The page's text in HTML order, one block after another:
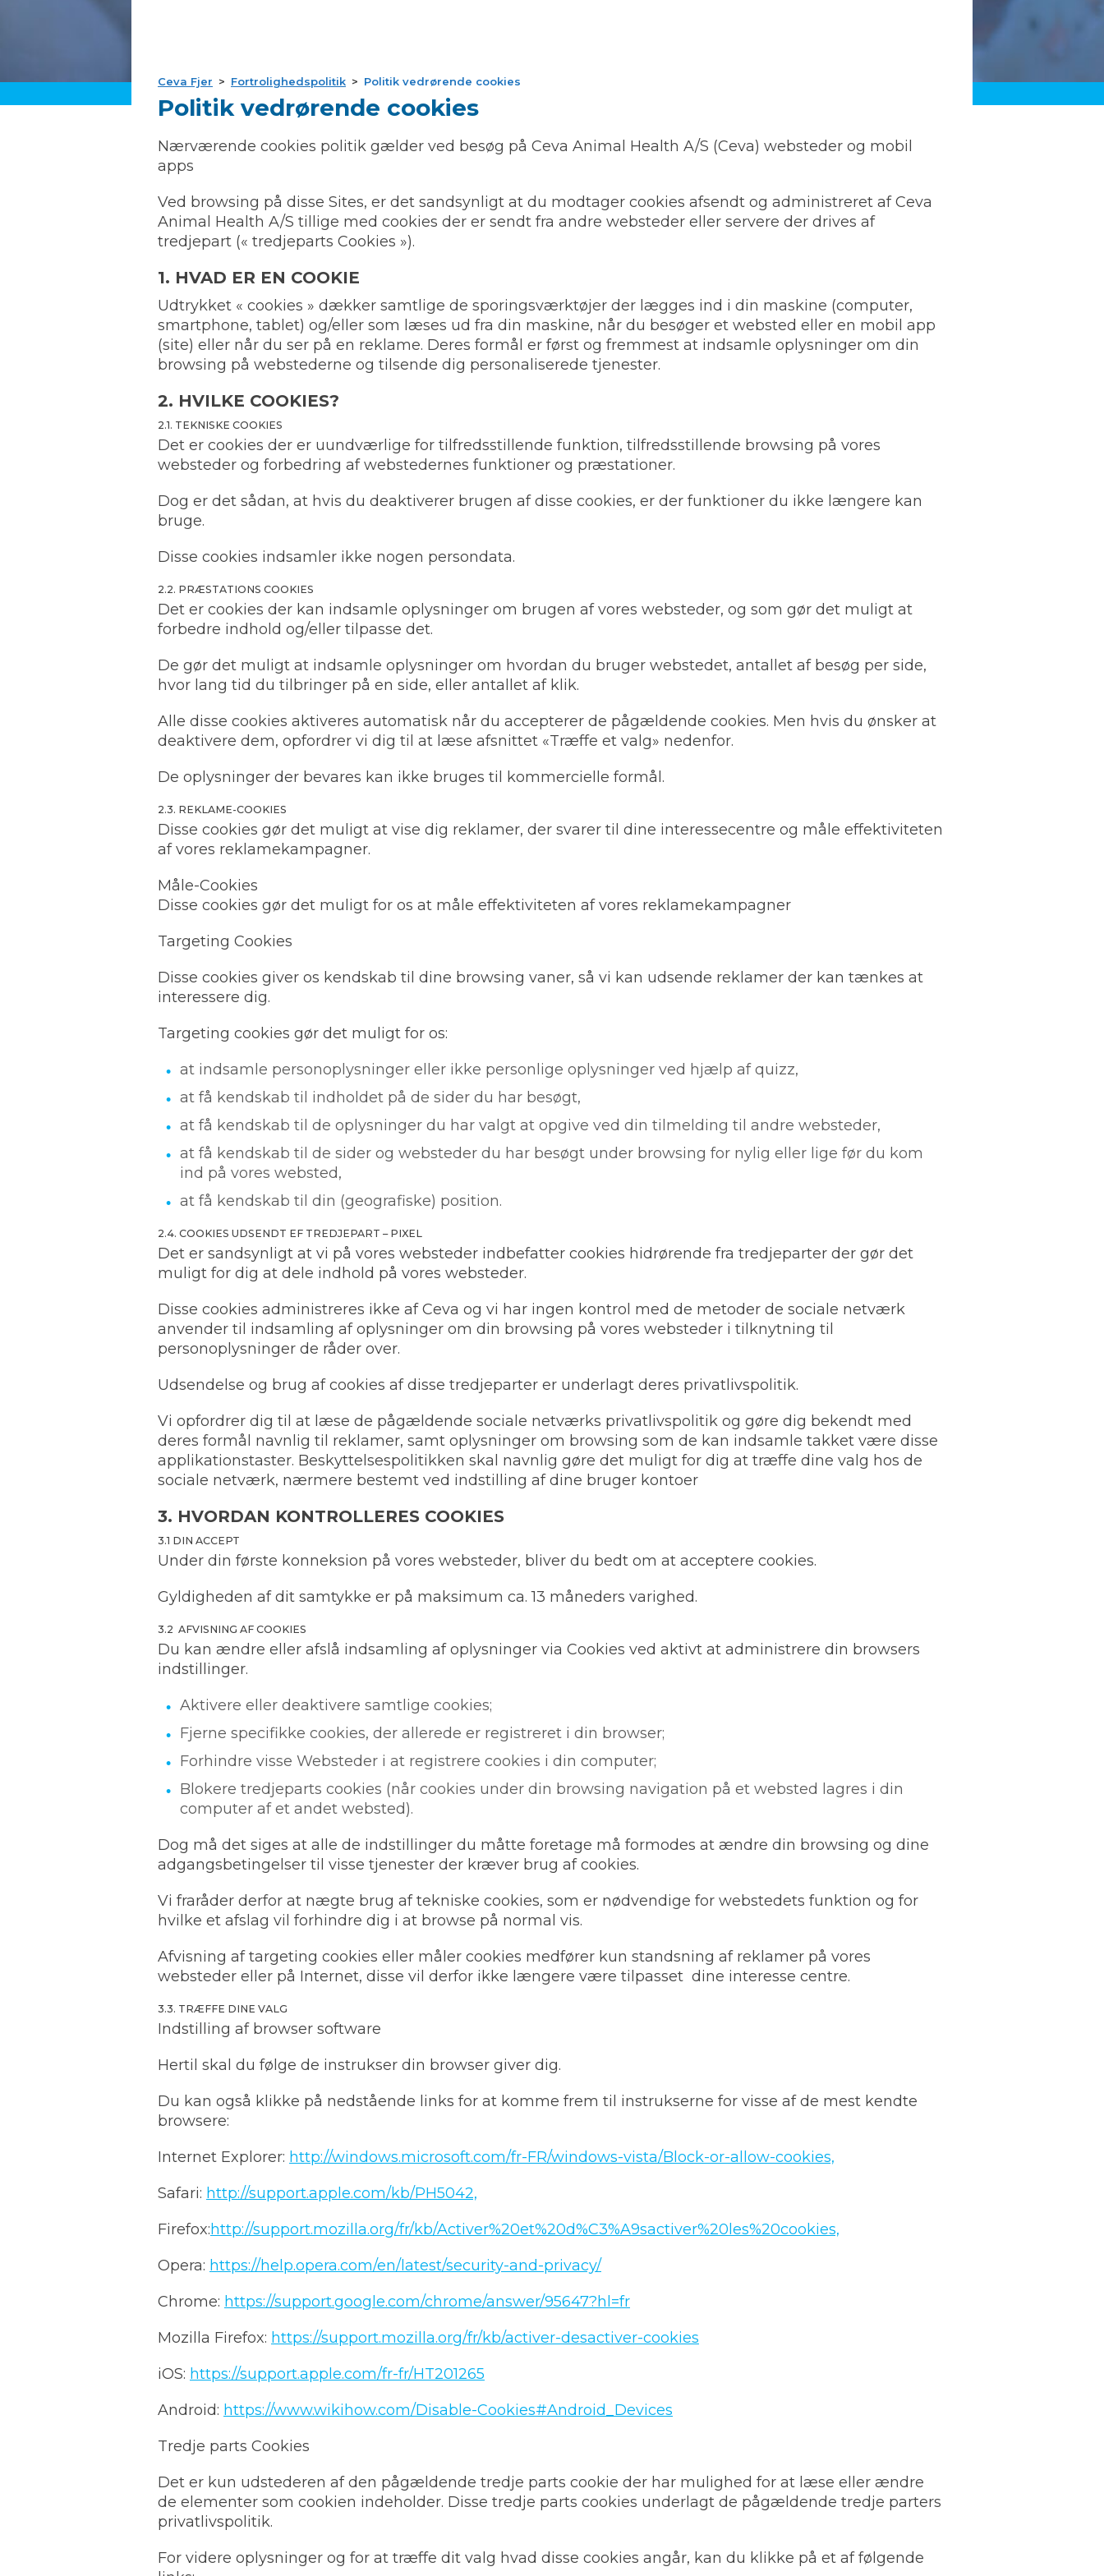
Ceva Fjer Fortrolighedspolitik Politik vedrørende cookies
Politik vedrørende cookies
Nærværende cookies politik gælder ved besøg på Ceva Animal Health A/S (Ceva) websteder og mobil
apps
Ved browsing på disse Sites, er det sandsynligt at du modtager cookies afsendt og administreret af Ceva
Animal Health A/S tillige med cookies der er sendt fra andre websteder eller servere der drives af
tredjepart (« tredjeparts Cookies »).
1. HVAD ER EN COOKIE
Udtrykket « cookies » dækker samtlige de sporingsværktøjer der lægges ind i din maskine (computer,
smartphone, tablet) og/eller som læses ud fra din maskine, når du besøger et websted eller en mobil app
(site) eller når du ser på en reklame. Deres formål er først og fremmest at indsamle oplysninger om din
browsing på webstederne og tilsende dig personaliserede tjenester.
2. HVILKE COOKIES?
2.1. TEKNISKE COOKIES
Det er cookies der er uundværlige for tilfredsstillende funktion, tilfredsstillende browsing på vores
websteder og forbedring af webstedernes funktioner og præstationer.
Dog er det sådan, at hvis du deaktiverer brugen af disse cookies, er der funktioner du ikke længere kan
bruge.
Disse cookies indsamler ikke nogen persondata.
2.2. PRÆSTATIONS COOKIES
Det er cookies der kan indsamle oplysninger om brugen af vores websteder, og som gør det muligt at
forbedre indhold og/eller tilpasse det.
De gør det muligt at indsamle oplysninger om hvordan du bruger webstedet, antallet af besøg per side,
hvor lang tid du tilbringer på en side, eller antallet af klik.
Alle disse cookies aktiveres automatisk når du accepterer de pågældende cookies. Men hvis du ønsker at
deaktivere dem, opfordrer vi dig til at læse afsnittet «Træffe et valg» nedenfor.
De oplysninger der bevares kan ikke bruges til kommercielle formål.
2.3. REKLAME-COOKIES
Disse cookies gør det muligt at vise dig reklamer, der svarer til dine interessecentre og måle effektiviteten
af vores reklamekampagner.
Måle-Cookies
Disse cookies gør det muligt for os at måle effektiviteten af vores reklamekampagner
Targeting Cookies
Disse cookies giver os kendskab til dine browsing vaner, så vi kan udsende reklamer der kan tænkes at
interessere dig.
Targeting cookies gør det muligt for os:
at indsamle personoplysninger eller ikke personlige oplysninger ved hjælp af quizz,
at få kendskab til indholdet på de sider du har besøgt,
at få kendskab til de oplysninger du har valgt at opgive ved din tilmelding til andre websteder,
at få kendskab til de sider og websteder du har besøgt under browsing for nylig eller lige før du kom
ind på vores websted,
at få kendskab til din (geografiske) position.
2.4. COOKIES UDSENDT EF TREDJEPART – PIXEL
Det er sandsynligt at vi på vores websteder indbefatter cookies hidrørende fra tredjeparter der gør det
muligt for dig at dele indhold på vores websteder.
Disse cookies administreres ikke af Ceva og vi har ingen kontrol med de metoder de sociale netværk
anvender til indsamling af oplysninger om din browsing på vores websteder i tilknytning til
personoplysninger de råder over.
Udsendelse og brug af cookies af disse tredjeparter er underlagt deres privatlivspolitik.
Vi opfordrer dig til at læse de pågældende sociale netværks privatlivspolitik og gøre dig bekendt med
deres formål navnlig til reklamer, samt oplysninger om browsing som de kan indsamle takket være disse
applikationstaster. Beskyttelsespolitikken skal navnlig gøre det muligt for dig at træffe dine valg hos de
sociale netværk, nærmere bestemt ved indstilling af dine bruger kontoer
3. HVORDAN KONTROLLERES COOKIES
3.1 DIN ACCEPT
Under din første konneksion på vores websteder, bliver du bedt om at acceptere cookies.
Gyldigheden af dit samtykke er på maksimum ca. 13 måneders varighed.
3.2 AFVISNING AF COOKIES
Du kan ændre eller afslå indsamling af oplysninger via Cookies ved aktivt at administrere din browsers
indstillinger.
Aktivere eller deaktivere samtlige cookies;
Fjerne specifikke cookies, der allerede er registreret i din browser;
Forhindre visse Websteder i at registrere cookies i din computer;
Blokere tredjeparts cookies (når cookies under din browsing navigation på et websted lagres i din
computer af et andet websted).
Dog må det siges at alle de indstillinger du måtte foretage må formodes at ændre din browsing og dine
adgangsbetingelser til visse tjenester der kræver brug af cookies.
Vi fraråder derfor at nægte brug af tekniske cookies, som er nødvendige for webstedets funktion og for
hvilke et afslag vil forhindre dig i at browse på normal vis.
Afvisning af targeting cookies eller måler cookies medfører kun standsning af reklamer på vores
websteder eller på Internet, disse vil derfor ikke længere være tilpasset dine interesse centre.
3.3. TRÆFFE DINE VALG
Indstilling af browser software
Hertil skal du følge de instrukser din browser giver dig.
Du kan også klikke på nedstående links for at komme frem til instrukserne for visse af de mest kendte
browsere:
Internet Explorer: http://windows.microsoft.com/fr-FR/windows-vista/Block-or-allow-cookies,
Safari: http://support.apple.com/kb/PH5042,
Firefox:http://support.mozilla.org/fr/kb/Activer%20et%20d%C3%A9sactiver%20les%20cookies,
Opera: https://help.opera.com/en/latest/security-and-privacy/
Chrome: https://support.google.com/chrome/answer/95647?hl=fr
Mozilla Firefox: https://support.mozilla.org/fr/kb/activer-desactiver-cookies
iOS: https://support.apple.com/fr-fr/HT201265
Android: https://www.wikihow.com/Disable-Cookies#Android_Devices
Tredje parts Cookies
Det er kun udstederen af den pågældende tredje parts cookie der har mulighed for at læse eller ændre
de elementer som cookien indeholder. Disse tredje parts cookies underlagt de pågældende tredje parters
privatlivspolitik.
For videre oplysninger og for at træffe dit valg hvad disse cookies angår, kan du klikke på et af følgende